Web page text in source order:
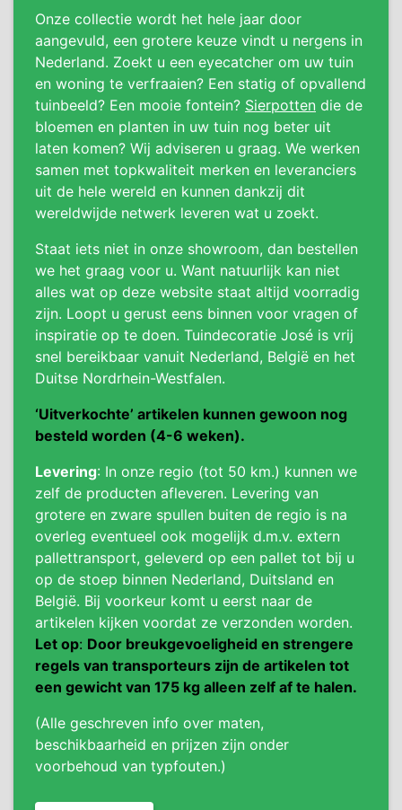
Onze collectie wordt het hele jaar door
aangevuld, een grotere keuze vindt u nergens in
Nederland. Zoekt u een eyecatcher om uw tuin
en woning te verfraaien? Een statig of opvallend
tuinbeeld? Een mooie fontein? Sierpotten die de
bloemen en planten in uw tuin nog beter uit
laten komen? Wij adviseren u graag. We werken
samen met topkwaliteit merken en leveranciers
uit de hele wereld en kunnen dankzij dit
wereldwijde netwerk leveren wat u zoekt.
Staat iets niet in onze showroom, dan bestellen
we het graag voor u. Want natuurlijk kan niet
alles wat op deze website staat altijd voorradig
zijn. Loopt u gerust eens binnen voor vragen of
inspiratie op te doen. Tuindecoratie José is vrij
snel bereikbaar vanuit Nederland, België en het
Duitse Nordrhein-Westfalen.
‘Uitverkochte’ artikelen kunnen gewoon nog
besteld worden (4-6 weken).
Levering: In onze regio (tot 50 km.) kunnen we
zelf de producten afleveren. Levering van
grotere en zware spullen buiten de regio is na
overleg eventueel ook mogelijk d.m.v. extern
pallettransport, geleverd op een pallet tot bij u
op de stoep binnen Nederland, Duitsland en
België. Bij voorkeur komt u eerst naar de
artikelen kijken voordat ze verzonden worden.
Let op: Door breukgevoeligheid en strengere
regels van transporteurs zijn de artikelen tot
een gewicht van 175 kg alleen zelf af te halen.
(Alle geschreven info over maten,
beschikbaarheid en prijzen zijn onder
voorbehoud van typfouten.)